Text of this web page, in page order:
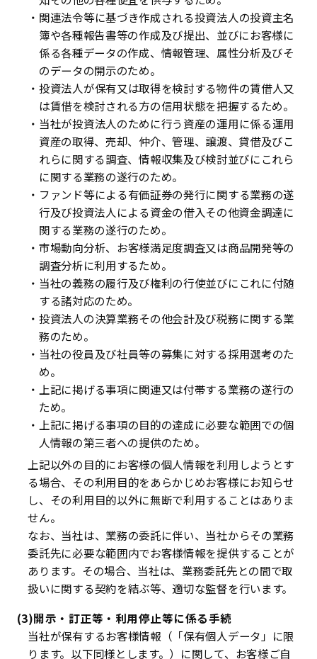
・関連法令等に基づき作成される投資法人の投資主名
簿や各種報告書等の作成及び提出、並びにお客様に
係る各種データの作成、情報管理、属性分析及びそ
のデータの開示のため。
・投資法人が保有又は取得を検討する物件の賃借人又
は賃借を検討される方の信用状態を把握するため。
・当社が投資法人のために行う資産の運用に係る運用
資産の取得、売却、仲介、管理、譲渡、貸借及びこ
れらに関する調査、情報収集及び検討並びにこれら
に関する業務の遂行のため。
・ファンド等による有価証券の発行に関する業務の遂
行及び投資法人による資金の借入その他資金調達に
関する業務の遂行のため。
・市場動向分析、お客様満足度調査又は商品開発等の
調査分析に利用するため。
・当社の義務の履行及び権利の行使並びにこれに付随
する諸対応のため。
・投資法人の決算業務その他会計及び税務に関する業
務のため。
・当社の役員及び社員等の募集に対する採用選考のた
め。
・上記に掲げる事項に関連又は付帯する業務の遂行の
ため。
・上記に掲げる事項の目的の達成に必要な範囲での個
人情報の第三者への提供のため。
上記以外の目的にお客様の個人情報を利用しようとす
る場合、その利用目的をあらかじめお客様にお知らせ
し、その利用目的以外に無断で利用することはありま
せん。
なお、当社は、業務の委託に伴い、当社からその業務
委託先に必要な範囲内でお客様情報を提供することが
あります。その場合、当社は、業務委託先との間で取
扱いに関する契約を結ぶ等、適切な監督を行います。
(3)開示・訂正等・利用停止等に係る手続
当社が保有するお客様情報（「保有個人データ」に限
ります。以下同様とします。）に関して、お客様ご自